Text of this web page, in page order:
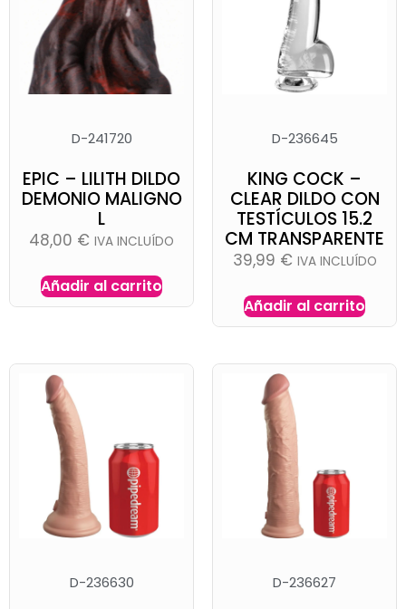
D-241720
EPIC – LILITH DILDO
DEMONIO MALIGNO
L
48,00 € IVA INCLUÍDO
Añadir al carrito
D-236645
KING COCK –
CLEAR DILDO CON
TESTÍCULOS 15.2
CM TRANSPARENTE
39,99 € IVA INCLUÍDO
Añadir al carrito
D-236630 D-236627